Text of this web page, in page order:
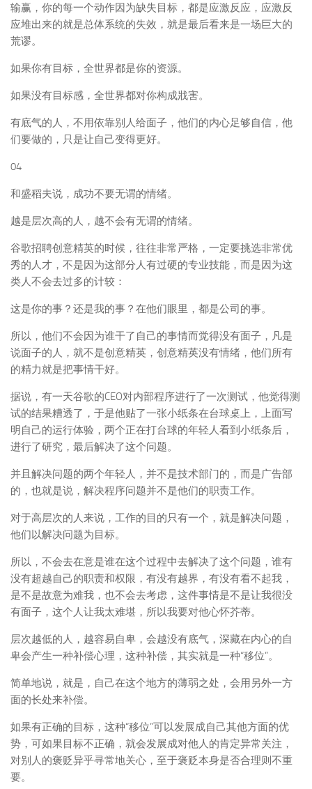
输赢，你的每一个动作因为缺失目标，都是应激反应，应激反
应堆出来的就是总体系统的失效，就是最后看来是一场巨大的
荒谬。
如果你有目标，全世界都是你的资源。
如果没有目标感，全世界都对你构成戕害。
有底气的人，不用依靠别人给面子，他们的内心足够自信，他
们要做的，只是让自己变得更好。
04
和盛稻夫说，成功不要无谓的情绪。
越是层次高的人，越不会有无谓的情绪。
谷歌招聘创意精英的时候，往往非常严格，一定要挑选非常优
秀的人才，不是因为这部分人有过硬的专业技能，而是因为这
类人不会去过多的计较：
这是你的事？还是我的事？在他们眼里，都是公司的事。
所以，他们不会因为谁干了自己的事情而觉得没有面子，凡是
说面子的人，就不是创意精英，创意精英没有情绪，他们所有
的精力就是把事情干好。
据说，有一天谷歌的CEO对内部程序进行了一次测试，他觉得测
试的结果糟透了，于是他贴了一张小纸条在台球桌上，上面写
明自己的运行体验，两个正在打台球的年轻人看到小纸条后，
进行了研究，最后解决了这个问题。
并且解决问题的两个年轻人，并不是技术部门的，而是广告部
的，也就是说，解决程序问题并不是他们的职责工作。
对于高层次的人来说，工作的目的只有一个，就是解决问题，
他们以解决问题为目标。
所以，不会去在意是谁在这个过程中去解决了这个问题，谁有
没有超越自己的职责和权限，有没有越界，有没有看不起我，
是不是故意为难我，也不会去考虑，这件事情是不是让我很没
有面子，这个人让我太难堪，所以我要对他心怀芥蒂。
层次越低的人，越容易自卑，会越没有底气，深藏在内心的自
卑会产生一种补偿心理，这种补偿，其实就是一种“移位”。
简单地说，就是，自己在这个地方的薄弱之处，会用另外一方
面的长处来补偿。
如果有正确的目标，这种“移位”可以发展成自己其他方面的优
势，可如果目标不正确，就会发展成对他人的肯定异常关注，
对别人的褒贬异乎寻常地关心，至于褒贬本身是否合理则不重
要。